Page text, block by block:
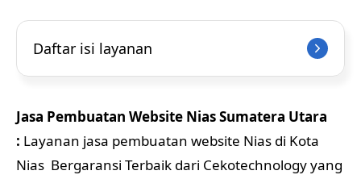
Daftar isi layanan
Jasa Pembuatan Website Nias Sumatera Utara
: Layanan jasa pembuatan website Nias di Kota
Nias Bergaransi Terbaik dari Cekotechnology yang